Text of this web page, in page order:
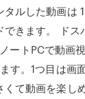
タルした動画は
できます。 ドス
ートPCで動画
す。1つ目は画
くて動画を楽し